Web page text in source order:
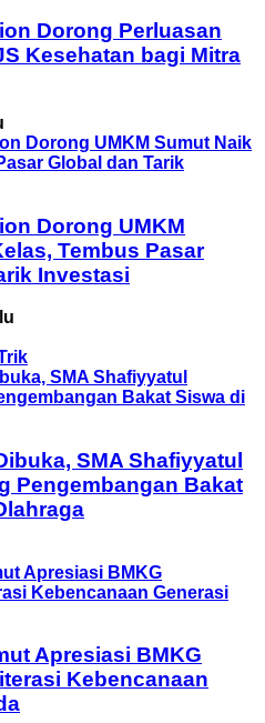
Dorong Perluasan
Kesehatan bagi Mitra
Dorong UMKM
Tembus Pasar
Investasi
SMA Shafiyyatul
Pengembangan Bakat
Apresiasi BMKG
Kebencanaan